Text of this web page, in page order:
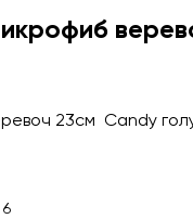
23см Candy